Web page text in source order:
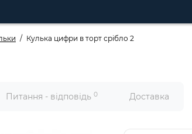
Кулька цифри в торт срібло 2
Питання - відповідь 0 Доставка